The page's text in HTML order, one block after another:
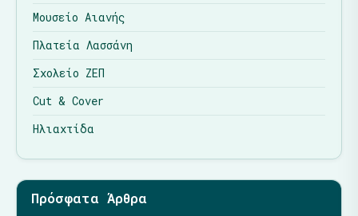
Μουσείο Αιανής
Πλατεία Λασσάνη
Σχολείο ΖΕΠ
Cut & Cover
Ηλιαχτίδα
Πρόσφατα Άρθρα